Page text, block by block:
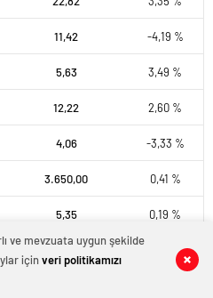
11,42 -4,19 %
5,63 3,49 %
12,22 2,60 %
4,06 -3,33 %
3.650,00 0,41 %
5,35 0,19 %
68,40 -1,23 %
ve mevzuata uygun şekilde
içinveri politikamızı